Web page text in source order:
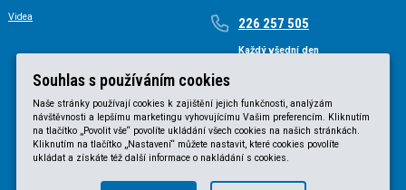
Videa 226 257 505
Každý všední den
Souhlas s používáním cookies
Naše stránky používají cookies k zajištění jejich funkčnosti, analýzám
návštěvnosti a lepšímu marketingu vyhovujícímu Vašim preferencím. Kliknutím
na tlačítko „Povolit vše“ povolíte ukládání všech cookies na našich stránkách.
Kliknutím na tlačítko „Nastavení“ můžete nastavit, které cookies povolíte
ukládat a získáte též další informace o nakládání s cookies.